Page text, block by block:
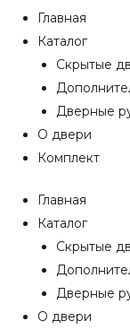
Главная
Каталог
Скрытые
Дверные
О двери
Комплект
Главная
Каталог
Скрытые
Дверные
О двери